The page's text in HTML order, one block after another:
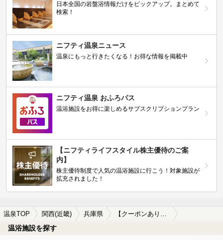
日本全国の岩盤浴情報だけをピックアップ。まとめて
検索！
ニフティ温泉ニュース
温泉にもっと行きたくなる！お得な情報を掲載中
ニフティ温泉 おふろパス
温浴施設をお得に楽しめるサブスクリプションプラン
【ニフティライフスタイル株主優待のご案
内】
株主優待制度で人気の温浴施設に行こう！対象施設が
拡充されました！
温泉TOP 関西(近畿) 兵庫県 【クーポンあり】阪急電鉄宝塚線周辺の温泉、日帰り温泉、スーパー銭湯を探す
温浴施設を探す